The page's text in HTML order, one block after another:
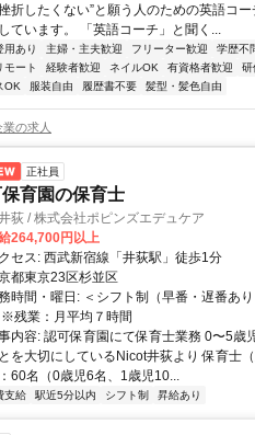
折したくない”と願う人のための英語コ
ています。 「英語コーチ」と聞く...
用あり 主婦・主夫歓迎 フリーター歓迎 学歴不
モート
経験者歓迎 ネイルOK 有資格者歓迎 研
OK
服装自由 履歴書不要 髪型・髪色自由
業の求人
正社員
育園の保育士
荻 / 株式会社ポピンズエデュケア
264,700円以上
アクセス: 西武新宿線「井荻駅」徒歩1分
都東京23区杉並区
時間・曜日: ＜シフト制（早番・遅番あ
※残業：月平均７時間
内容: 認可保育園にて保育士業務 0〜5歳
を大切にしているNicot井荻より 保育士
60名（0歳児6名、1歳児10...
支給 駅近5分以内 シフト制 昇給あり